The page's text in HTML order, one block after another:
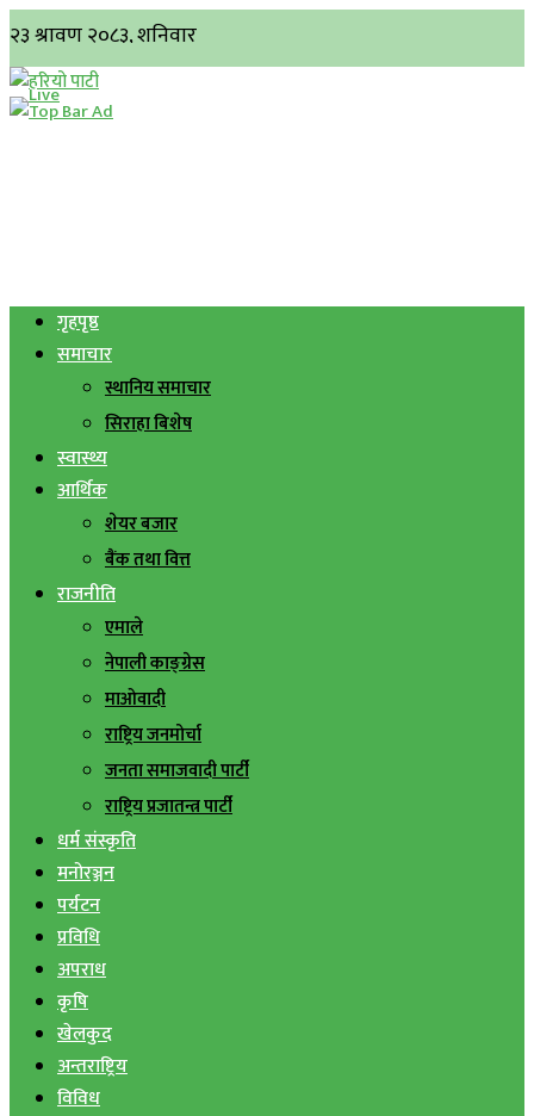
गृहपृष्ठ
समाचार
स्थानिय समाचार
सिराहा बिशेष
स्वास्थ्य
आर्थिक
शेयर बजार
बैंक तथा वित्त
राजनीति
एमाले
नेपाली काङ्ग्रेस
माओवादी
राष्ट्रिय जनमोर्चा
जनता समाजवादी पार्टी
राष्ट्रिय प्रजातन्त्र पार्टी
धर्म संस्कृति
मनोरञ्जन
पर्यटन
प्रविधि
अपराध
कृषि
खेलकुद
अन्तराष्ट्रिय
विविध